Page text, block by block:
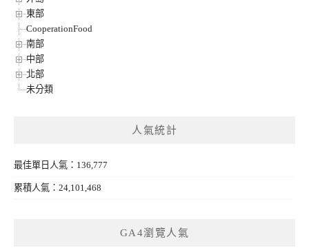
東部
CooperationFood
南部
中部
北部
未分類
人氣統計
最佳單日人氣：136,777
累積人氣：24,101,468
GA4瀏覽人氣